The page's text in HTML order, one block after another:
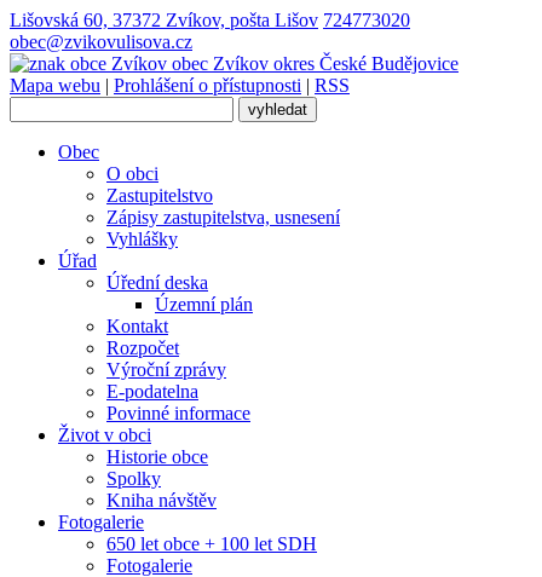
Lišovská 60, 37372 Zvíkov, pošta Lišov 724773020
obec@zvikovulisova.cz
obec Zvíkov okres České Budějovice
Mapa webu | Prohlášení o přístupnosti | RSS
Obec
O obci
Zastupitelstvo
Zápisy zastupitelstva, usnesení
Vyhlášky
Úřad
Úřední deska
Územní plán
Kontakt
Rozpočet
Výroční zprávy
E-podatelna
Povinné informace
Život v obci
Historie obce
Spolky
Kniha návštěv
Fotogalerie
650 let obce + 100 let SDH
Fotogalerie